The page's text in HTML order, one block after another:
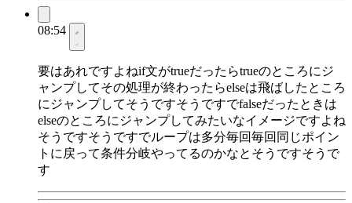
08:54
要はあれですよねif文がtrueだったらtrueのところにジ
ャンプしてその処理が終わったらelseは飛ばしたところ
にジャンプしてそうですそうですでfalseだったときは
elseのところにジャンプしてみたいなイメージですよね
そうですそうですでループは多分毎回毎回同じポイン
トに戻って条件分岐やってるのかなとそうですそうで
す